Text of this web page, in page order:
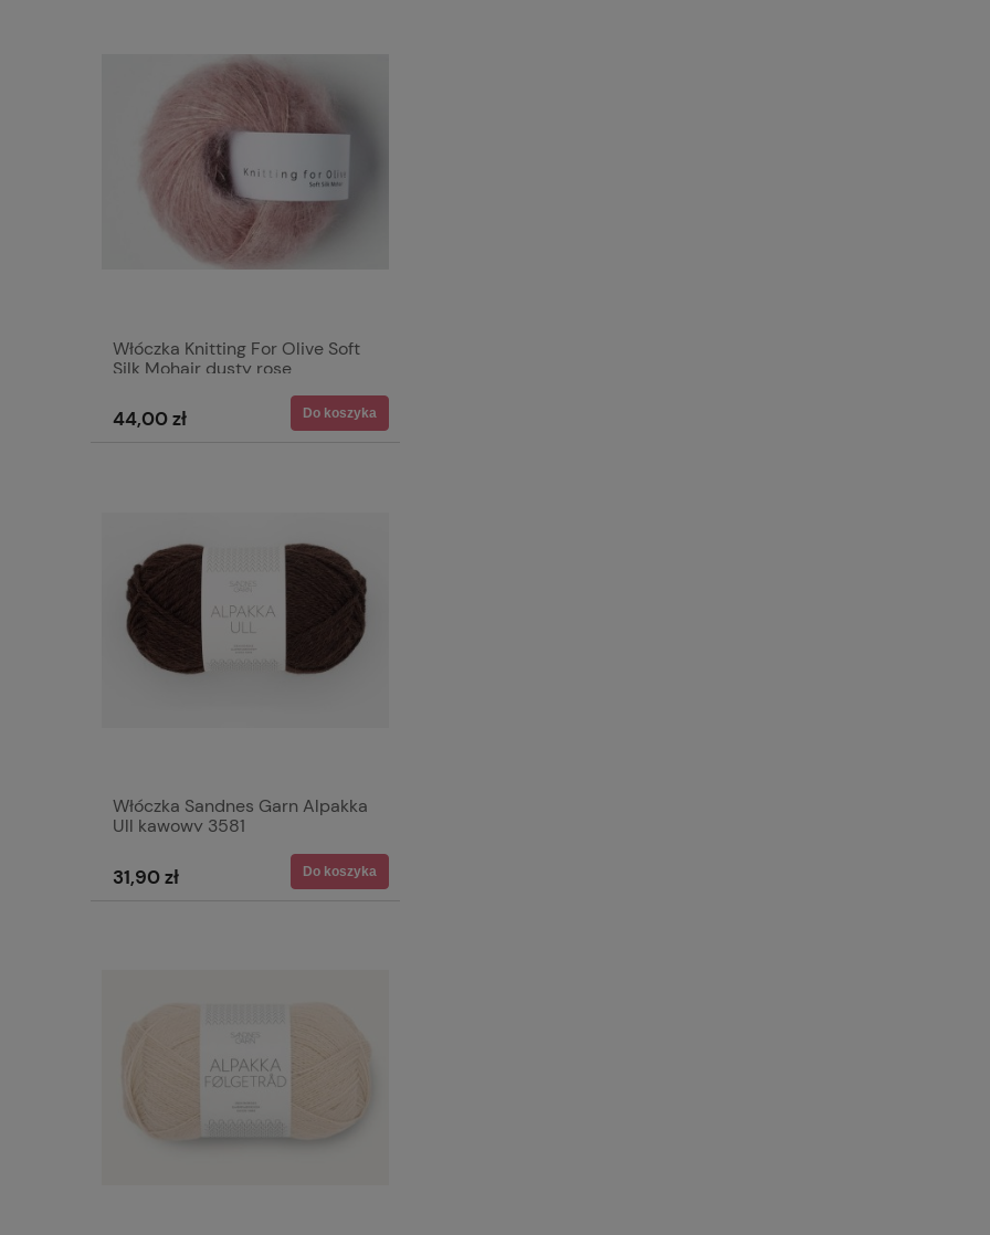
Włóczka Knitting For Olive Soft
Silk Mohair dusty rose
44,00 zł Do koszyka
Włóczka Sandnes Garn Alpakka
Ull kawowy 3581
31,90 zł Do koszyka